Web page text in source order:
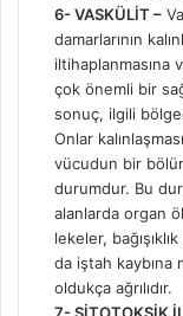
6- VASKÜLİT –
damarlarının
iltihaplanmasına
çok önemli bir
sonuç, ilgili
Onlar
vücudun bir
durumdur. Bu
alanlarda organ
lekeler,
da iştah
oldukça ağrılıdır.
7- SİTOTOKSİK